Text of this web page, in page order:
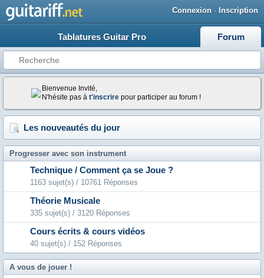
Connexion · Inscription
Tablatures Guitar Pro Forum
Bienvenue Invité,
N'hésite pas à t'inscrire pour participer au forum !
Les nouveautés du jour
Progresser avec son instrument
Technique / Comment ça se Joue ?
1163 sujet(s) / 10761 Réponses
Théorie Musicale
335 sujet(s) / 3120 Réponses
Cours écrits & cours vidéos
40 sujet(s) / 152 Réponses
A vous de jouer !